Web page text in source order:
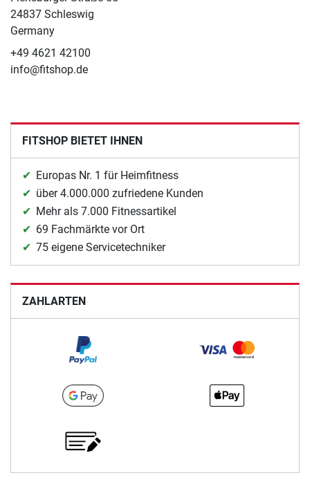
24837 Schleswig
Germany
+49 4621 42100
info@fitshop.de
FITSHOP BIETET IHNEN
Europas Nr. 1 für Heimfitness
über 4.000.000 zufriedene Kunden
Mehr als 7.000 Fitnessartikel
69 Fachmärkte vor Ort
75 eigene Servicetechniker
ZAHLARTEN